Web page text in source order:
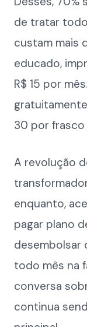
de tratar
custam mais
educado,
R$ 15 por
30 por frasco
A revolução
enquanto,
pagar plano
desembolsar
todo mês na
conversa
continua